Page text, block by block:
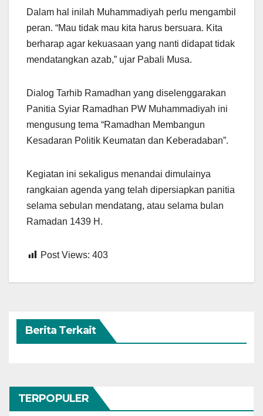
Dalam hal inilah Muhammadiyah perlu mengambil
peran. “Mau tidak mau kita harus bersuara. Kita
berharap agar kekuasaan yang nanti didapat tidak
mendatangkan azab,” ujar Pabali Musa.
Dialog Tarhib Ramadhan yang diselenggarakan
Panitia Syiar Ramadhan PW Muhammadiyah ini
mengusung tema “Ramadhan Membangun
Kesadaran Politik Keumatan dan Keberadaban”.
Kegiatan ini sekaligus menandai dimulainya
rangkaian agenda yang telah dipersiapkan panitia
selama sebulan mendatang, atau selama bulan
Ramadan 1439 H.
Post Views: 403
Berita Terkait
TERPOPULER